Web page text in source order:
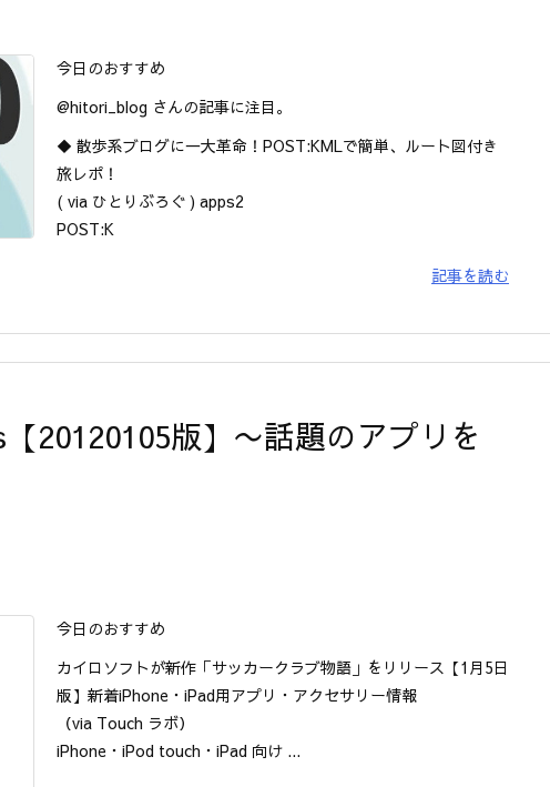
今日のおすすめ
@hitori_blog さんの記事に注目。
◆ 散歩系ブログに一大革命！POST:KMLで簡単、ルート図付き
旅レポ！
( via ひとりぶろぐ ) apps2
POST:K
記事を読む
20120105版】〜話題のアプリを
今日のおすすめ
カイロソフトが新作「サッカークラブ物語」をリリース【1月5日
版】新着iPhone・iPad用アプリ・アクセサリー情報
（via Touch ラボ）
iPhone・iPod touch・iPad 向け ...